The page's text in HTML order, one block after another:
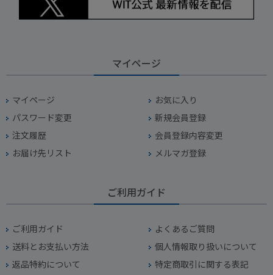
マイページ
マイページ
お気に入り
パスワード変更
新規会員登録
注文履歴
会員登録内容変更
お届け先リスト
メルマガ登録
ご利用ガイド
ご利用ガイド
よくあるご質問
送料とお支払い方法
個人情報取り扱いについて
返品特約について
特定商取引に関する表記